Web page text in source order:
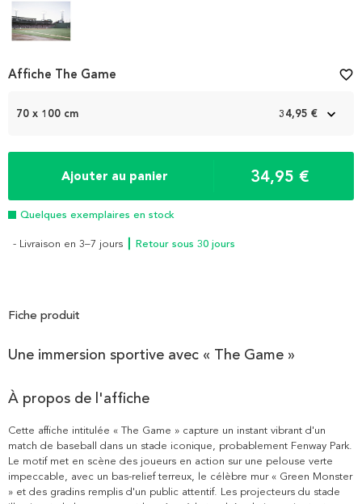
Item
4
70 x 100 cm 34,95 €
Ajouter au panier 34,95 €
Quelques exemplaires en stock
- Livraison en 3–7 jours ┃ Retour sous 30 jours
Affiche The Game favorite_border
Fiche produit
Une immersion sportive avec « The Game »
À propos de l'affiche
Cette affiche intitulée « The Game » capture un instant vibrant d'un
match de baseball dans un stade iconique, probablement Fenway Park.
Le motif met en scène des joueurs en action sur une pelouse verte
impeccable, avec un bas-relief terreux, le célèbre mur « Green Monster
» et des gradins remplis d'un public attentif. Les projecteurs du stade